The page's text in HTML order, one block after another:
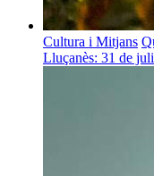
Cultura i Mitjans
Lluçanès: 31 de